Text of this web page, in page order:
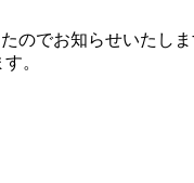
のでお知らせいたし
。